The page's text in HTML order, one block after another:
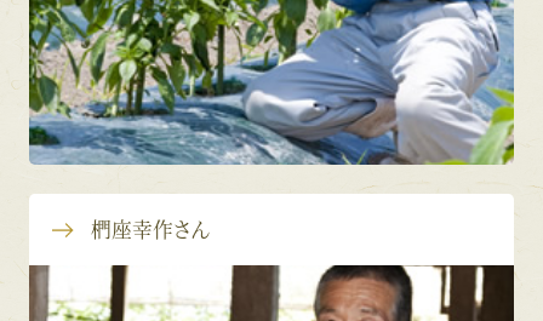
椚座幸作さん